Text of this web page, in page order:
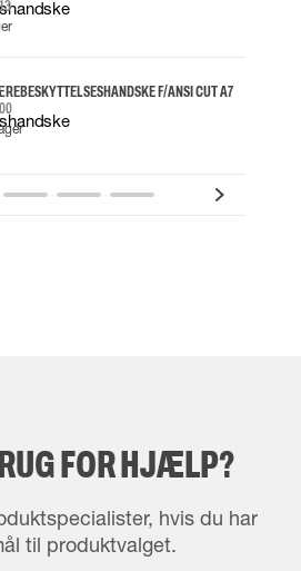
F/ANSI CUT A7
FOR HJÆLP?
hvis du har
til produktvalget.